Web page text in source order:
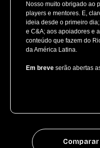
Nosso muito obrigado ao
players e mentores. E,
ideia desde o primeiro
e C&A; aos apoiadores e
conteúdo que fazem do
da América Latina.
Em breve serão abertas